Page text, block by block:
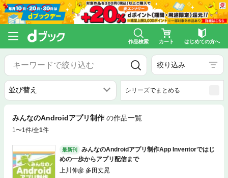
作品検索 カート はじめての方へ
絞り込み
シリーズでまとめる
みんなのAndroidアプリ制作 の作品一覧
1〜1件/全1件
最新刊
みんなのAndroidアプリ制作App Inventorではじ
めの一歩からアプリ配信まで
上川伸彦 多田丈晃